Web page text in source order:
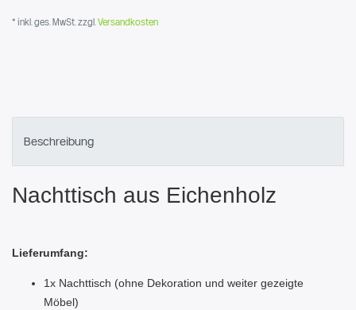
* inkl. ges. MwSt. zzgl. Versandkosten
Beschreibung
Nachttisch aus Eichenholz
Lieferumfang:
1x Nachttisch (ohne Dekoration und weiter gezeigte
Möbel)